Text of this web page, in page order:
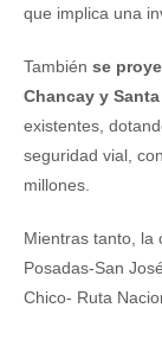
que implica una
También se
Chancay y
existentes,
seguridad vial,
millones.
Mientras tanto, la
Posadas-San
Chico- Ruta